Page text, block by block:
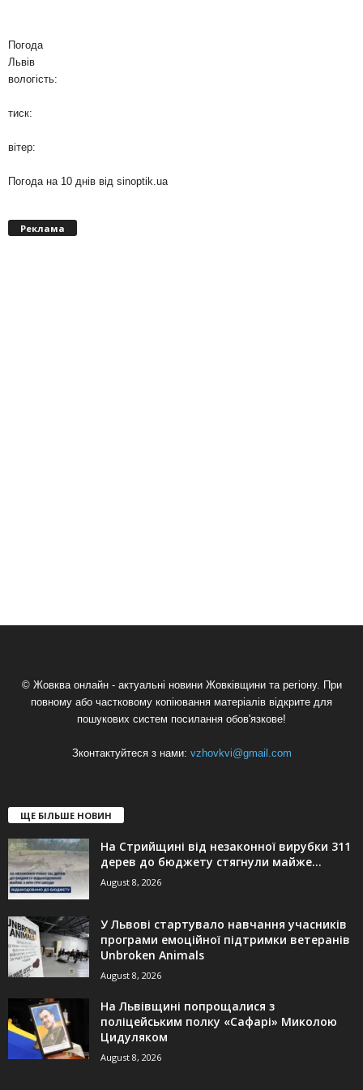
Погода
Львів
вологість:
тиск:
вітер:
Погода на 10 днів від sinoptik.ua
Реклама
© Жовква онлайн - актуальні новини Жовківщини та регіону. При
повному або частковому копіювання матеріалів відкрите для
пошукових систем посилання обов'язкове!
Зконтактуйтеся з нами: vzhovkvi@gmail.com
ЩЕ БІЛЬШЕ НОВИН
На Стрийщині від незаконної вирубки 311
дерев до бюджету стягнули майже...
August 8, 2026
У Львові стартувало навчання учасників
програми емоційної підтримки ветеранів
Unbroken Animals
August 8, 2026
На Львівщині попрощалися з
поліцейським полку «Сафарі» Миколою
Цидуляком
August 8, 2026